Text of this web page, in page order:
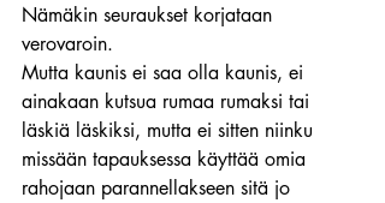
Nämäkin seuraukset korjataan
verovaroin.
Mutta kaunis ei saa olla kaunis, ei
ainakaan kutsua rumaa rumaksi tai
läskiä läskiksi, mutta ei sitten niinku
missään tapauksessa käyttää omia
rahojaan parannellakseen sitä jo